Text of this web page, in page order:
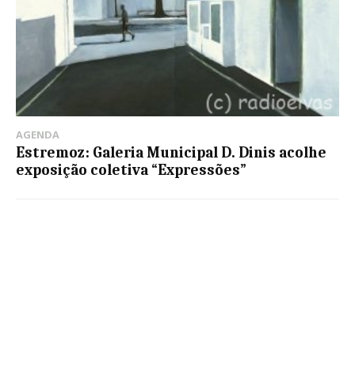
AGENDA
Estremoz: Galeria Municipal D. Dinis acolhe
exposição coletiva “Expressões”